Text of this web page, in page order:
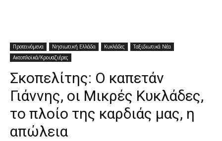
Προτεινόμενα Νησιωτική Ελλάδα Κυκλάδες
Ταξιδιωτικά Νέα
Ακτοπλοϊκά/Κρουαζιέρες
Σκοπελίτης: Ο καπετάν
Γιάννης, οι Μικρές Κυκλάδες,
το πλοίο της καρδιάς μας, η
απώλεια